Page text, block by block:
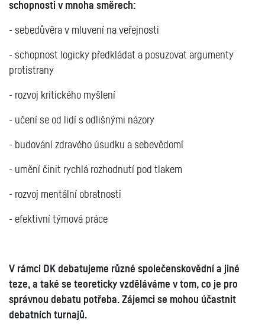
schopnosti v mnoha směrech:
- sebedůvěra v mluvení na veřejnosti
- schopnost logicky předkládat a posuzovat argumenty
protistrany
- rozvoj kritického myšlení
- učení se od lidí s odlišnými názory
- budování zdravého úsudku a sebevědomí
- umění činit rychlá rozhodnutí pod tlakem
- rozvoj mentální obratnosti
- efektivní týmová práce
V rámci DK debatujeme různé společenskovědní a jiné
teze, a také se teoreticky vzděláváme v tom, co je pro
správnou debatu potřeba. Zájemci se mohou účastnit
debatních turnajů.